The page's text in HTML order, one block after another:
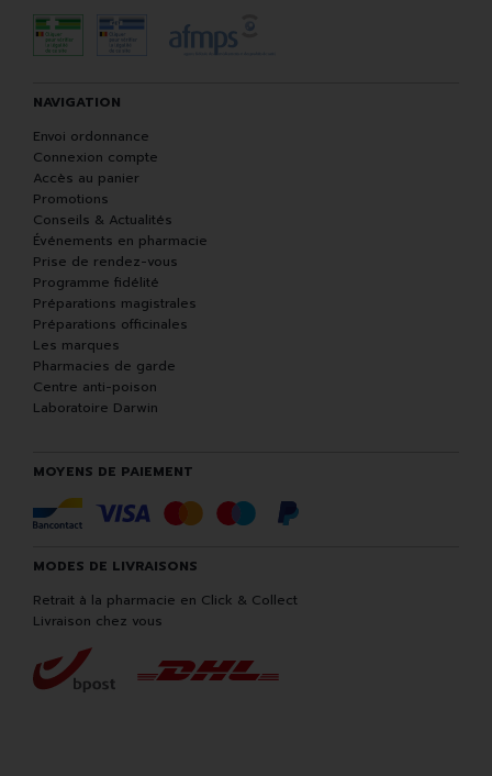
NAVIGATION
Envoi ordonnance
Connexion compte
Accès au panier
Promotions
Conseils & Actualités
Événements en pharmacie
Prise de rendez-vous
Programme fidélité
Préparations magistrales
Préparations officinales
Les marques
Pharmacies de garde
Centre anti-poison
Laboratoire Darwin
MOYENS DE PAIEMENT
MODES DE LIVRAISONS
Retrait à la pharmacie en Click & Collect
Livraison chez vous